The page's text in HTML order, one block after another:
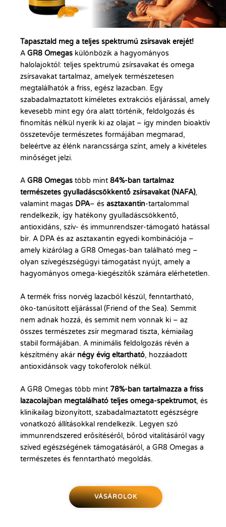
Tapasztald meg a teljes spektrumú zsírsavak erejét!
A GR8 Omegas különbözik a hagyományos
halolajoktól: teljes spektrumú zsírsavakat és omega
zsírsavakat tartalmaz, amelyek természetesen
megtalálhatók a friss, egész lazacban. Egy
szabadalmaztatott kíméletes extrakciós eljárással, amely
kevesebb mint egy óra alatt történik, feldolgozás és
finomítás nélkül nyerik ki az olajat – így minden bioaktív
összetevője természetes formájában megmarad,
beleértve az élénk narancssárga színt, amely a kivételes
minőséget jelzi.
A GR8 Omegas több mint 84%-ban tartalmaz
természetes gyulladáscsökkentő zsírsavakat (NAFA),
valamint magas DPA– és asztaxantin-tartalommal
rendelkezik, így hatékony gyulladáscsökkentő,
antioxidáns, szív- és immunrendszer-támogató hatással
bír. A DPA és az asztaxantin egyedi kombinációja –
amely kizárólag a GR8 Omegas-ban található meg –
olyan szívegészségügyi támogatást nyújt, amely a
hagyományos omega-kiegészítők számára elérhetetlen.
A termék friss norvég lazacból készül, fenntartható,
öko-tanúsított eljárással (Friend of the Sea). Semmit
nem adnak hozzá, és semmit nem vonnak ki – az
összes természetes zsír megmarad tiszta, kémiailag
stabil formájában. A minimális feldolgozás révén a
készítmény akár négy évig eltartható, hozzáadott
antioxidánsok vagy tokoferolok nélkül.
A GR8 Omegas több mint 78%-ban tartalmazza a friss
lazacolajban megtalálható teljes omega-spektrumot, és
klinikailag bizonyított, szabadalmaztatott egészségre
vonatkozó állításokkal rendelkezik. Legyen szó
immunrendszered erősítéséről, bőröd vitalitásáról vagy
szíved egészségének támogatásáról, a GR8 Omegas a
természetes és fenntartható megoldás.
VÁSÁROLOK